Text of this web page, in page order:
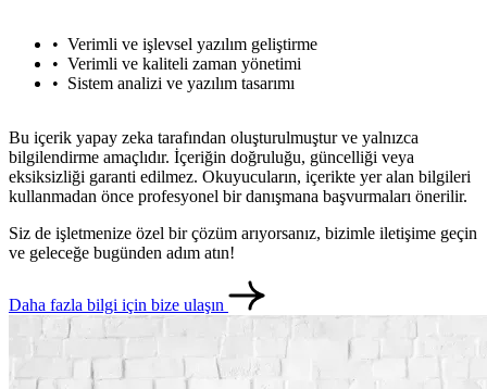
Verimli ve işlevsel yazılım geliştirme
Verimli ve kaliteli zaman yönetimi
Sistem analizi ve yazılım tasarımı
Bu içerik yapay zeka tarafından oluşturulmuştur ve yalnızca
bilgilendirme amaçlıdır. İçeriğin doğruluğu, güncelliği veya
eksiksizliği garanti edilmez. Okuyucuların, içerikte yer alan bilgileri
kullanmadan önce profesyonel bir danışmana başvurmaları önerilir.
Siz de işletmenize özel bir çözüm arıyorsanız, bizimle iletişime geçin
ve geleceğe bugünden adım atın!
Daha fazla bilgi için bize ulaşın